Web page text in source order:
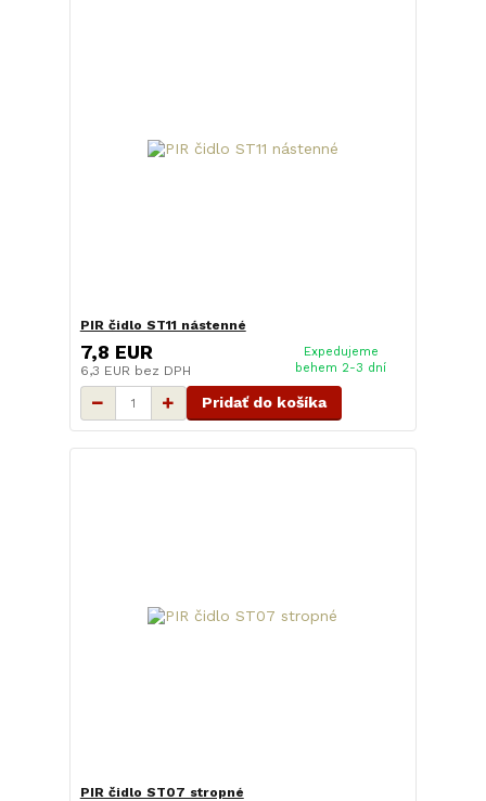
PIR čidlo ST11 nástenné
7,8 EUR
6,3 EUR bez DPH
Expedujeme
behem 2-3 dní
Pridať do košíka
PIR čidlo ST07 stropné